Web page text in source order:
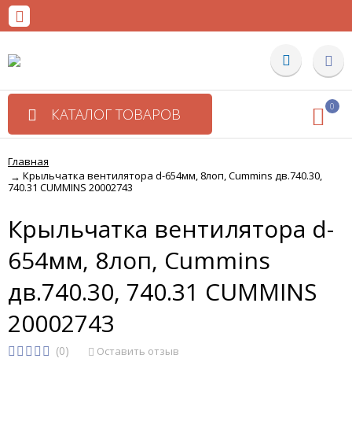
КАТАЛОГ ТОВАРОВ 0
Главная
→ Крыльчатка вентилятора d-654мм, 8лоп, Cummins дв.740.30,
740.31 CUMMINS 20002743
Крыльчатка вентилятора d-
654мм, 8лоп, Cummins
дв.740.30, 740.31 CUMMINS
20002743
(0) Оставить отзыв